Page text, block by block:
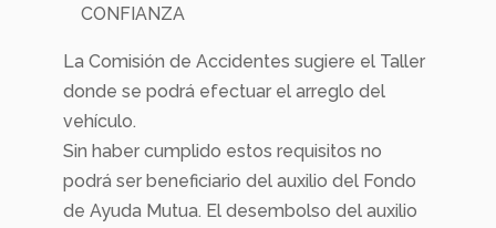
CONFIANZA
La Comisión de Accidentes sugiere el Taller
donde se podrá efectuar el arreglo del
vehículo.
Sin haber cumplido estos requisitos no
podrá ser beneficiario del auxilio del Fondo
de Ayuda Mutua. El desembolso del auxilio